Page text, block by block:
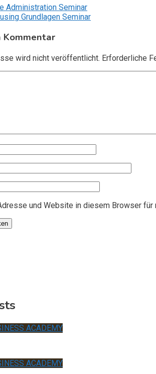
Administration Seminar
Grundlagen Seminar
Kommentar
wird nicht veröffentlicht. Erforderliche
und Website in diesem Browser
ACADEMY
ACADEMY